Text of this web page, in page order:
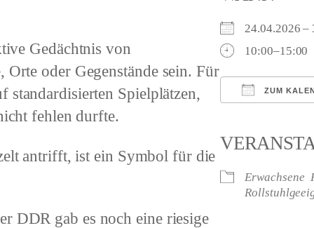
Gedächtnis von
Orte oder Gegenstände sein. Für
standardisierten Spielplätzen,
fehlen durfte.
antrifft, ist ein Symbol für die
DDR gab es noch eine riesige
24.04.2026
10:00–15:00
ZUM
Erwachsene